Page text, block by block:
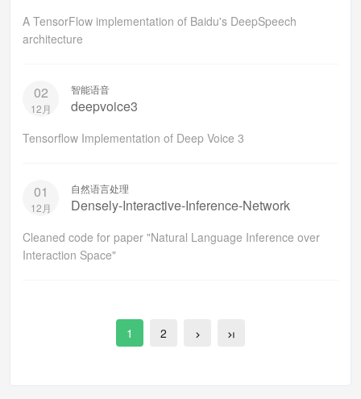
A TensorFlow implementation of Baidu's DeepSpeech
architecture
02
12月
智能语音
deepvoice3
Tensorflow Implementation of Deep Voice 3
01
12月
自然语言处理
Densely-Interactive-Inference-Network
Cleaned code for paper "Natural Language Inference over
Interaction Space"
1 2